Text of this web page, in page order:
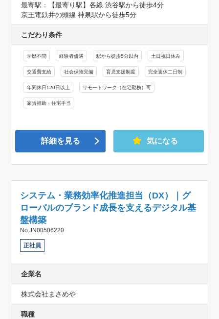
最寄駅：【最寄り駅】各線 渋谷駅から徒歩4分
京王電鉄井の頭線 神泉駅から徒歩5分
こだわり条件
学歴不問 経験者優遇 駅から徒歩5分以内 土日祝日休み
交通費支給 社会保険完備 育児支援制度 完全週休二日制
年間休日120日以上 リモートワーク（在宅勤務）可
家賃補助・住宅手当
詳細を見る 気になる
システム・業務効率化推進担当（DX）｜グ
ローバルのブランド成長を支えるデジタル基
盤構築
No.JN00506220
正社員
企業名
株式会社まさめや
職種